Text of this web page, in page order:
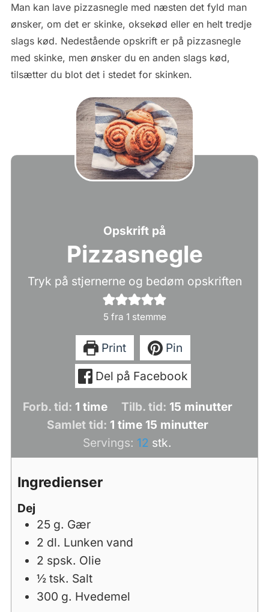
Man kan lave pizzasnegle med næsten det fyld man
ønsker, om det er skinke, oksekød eller en helt tredje
slags kød. Nedestående opskrift er på pizzasnegle
med skinke, men ønsker du en anden slags kød,
tilsætter du blot det i stedet for skinken.
Opskrift på
Pizzasnegle
Tryk på stjernerne og bedøm opskriften
5 fra 1 stemme
Print
Pin
Del på Facebook
Forb. tid: 1time
time Tilb. tid: 15 minutter
minutter
Samlet tid: 1time
time 15minutter
minutter
Servings: 12 stk.
Ingredienser
Dej
25 g. Gær
2 dl. Lunken vand
2 spsk. Olie
½ tsk. Salt
300 g. Hvedemel